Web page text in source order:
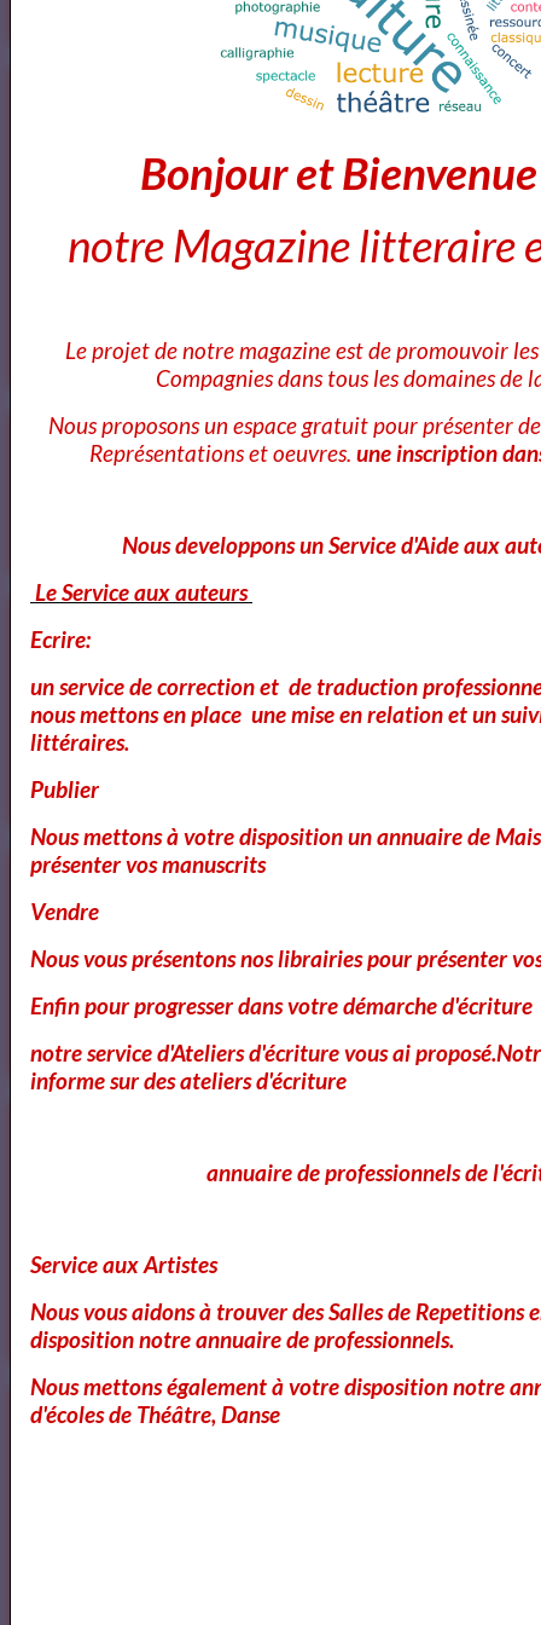
Annuaires des Cours et ateliers d'ecriture Paris
Voici ce que vous pouvez lire dans notre
Magazine
Cours et Formation Paris
Cours et Ateliers de Cinema
Annuaire et Formation Cinema
littéraires
Bonjour et
notre Magazine litteraire
Le projet de notre magazine est de promouvoir
Compagnies dans tous les domaines de
Nous proposons un espace gratuit pour présenter
Représentations et oeuvres. une inscription
Nous developpons un Service d'Aide aux
Le Service aux auteurs
Ecrire:
un service de correction et de traduction
nous mettons en place une mise en relation et un
littéraires.
Publier
Nous mettons à votre disposition un annuaire de
présenter vos manuscrits
Vendre
Nous vous présentons nos librairies pour présenter
Enfin pour progresser dans votre démarche d'écriture
notre service d'Ateliers d'écriture vous ai
informe sur des ateliers d'écriture
annuaire de professionnels de
Service aux Artistes
Nous vous aidons à trouver des Salles de Repetitions
disposition notre annuaire de professionnels.
Nous mettons également à votre disposition notre
d'écoles de Théâtre, Danse